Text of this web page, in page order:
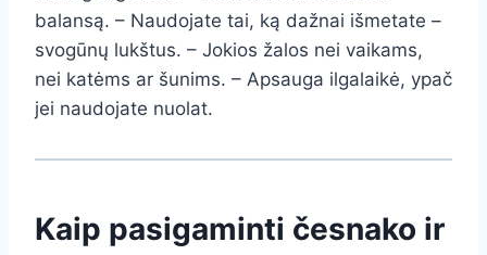
balansą. – Naudojate tai, ką dažnai išmetate –
svogūnų lukštus. – Jokios žalos nei vaikams,
nei katėms ar šunims. – Apsauga ilgalaikė, ypač
jei naudojate nuolat.
Kaip pasigaminti česnako ir